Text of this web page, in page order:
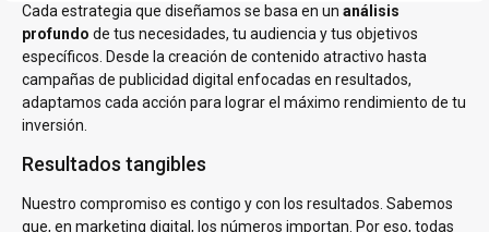
Cada estrategia que diseñamos se basa en un análisis
profundo de tus necesidades, tu audiencia y tus objetivos
específicos. Desde la creación de contenido atractivo hasta
campañas de publicidad digital enfocadas en resultados,
adaptamos cada acción para lograr el máximo rendimiento de tu
inversión.
Resultados tangibles
Nuestro compromiso es contigo y con los resultados. Sabemos
que, en marketing digital, los números importan. Por eso, todas